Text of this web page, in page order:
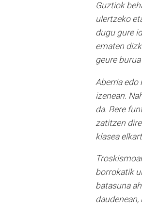
Guztiok
ulertzeko
dugu gure
ematen
geure
Aberria
izenean.
da. Bere
zatitzen
klasea
borrokatik
batasuna